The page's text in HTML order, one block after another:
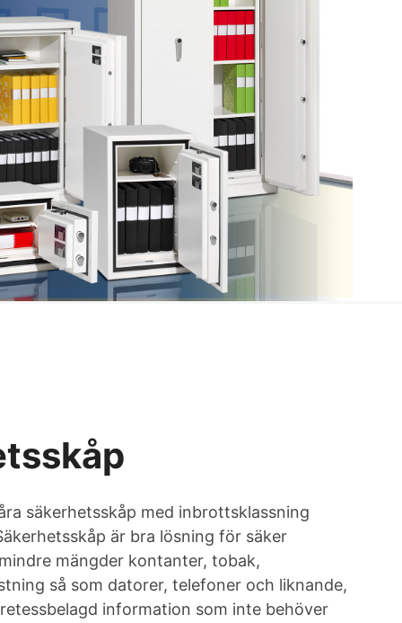
säkerhetsskåp med inbrottsklassning
är bra lösning för säker
mängder kontanter, tobak,
så som datorer, telefoner och liknande,
information som inte behöver